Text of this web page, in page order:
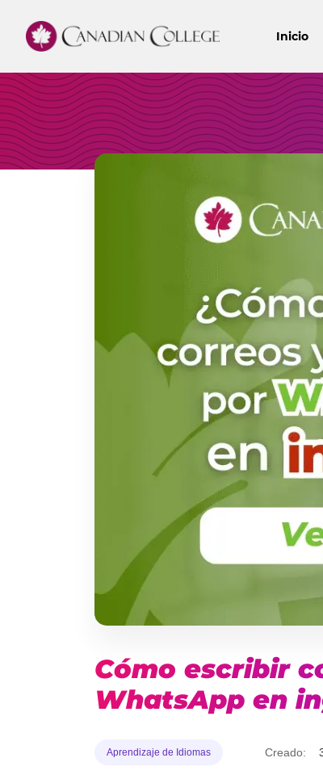
Inicio
Cómo escribir
WhatsApp en
Aprendizaje de Idiomas Creado: